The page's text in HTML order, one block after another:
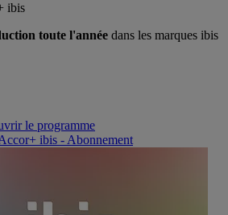
ibis
toute l'année dans les marques ibis
le programme
ibis - Abonnement